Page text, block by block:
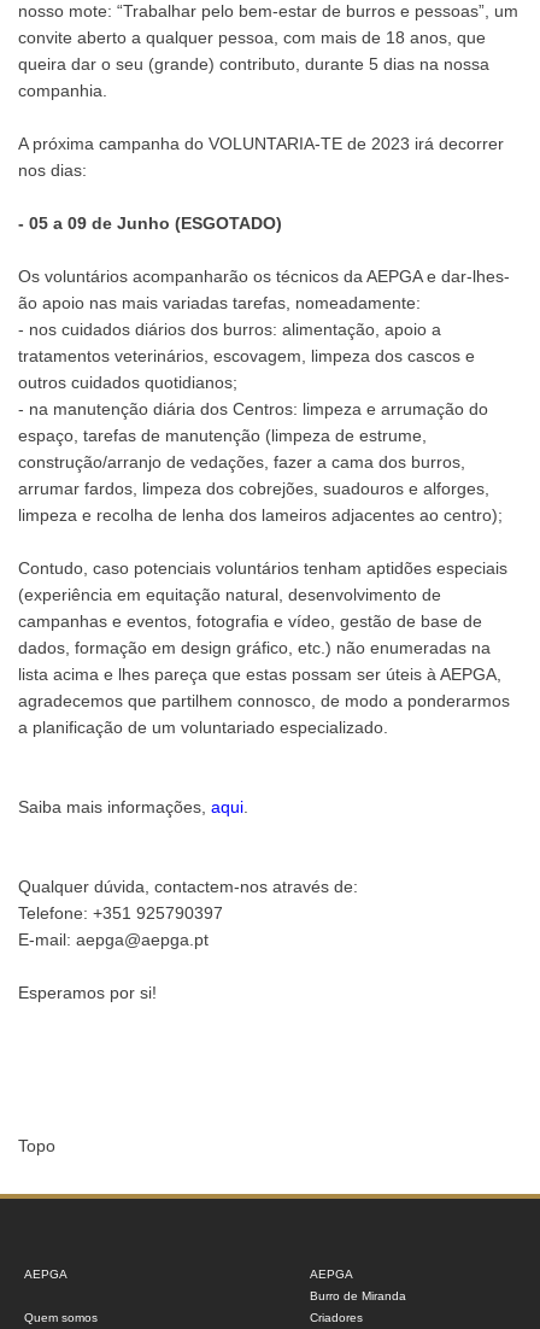
nosso mote: “Trabalhar pelo bem-estar de burros e pessoas”, um
convite aberto a qualquer pessoa, com mais de 18 anos, que
queira dar o seu (grande) contributo, durante 5 dias na nossa
companhia.
A próxima campanha do VOLUNTARIA-TE de 2023 irá decorrer
nos dias:
- 05 a 09 de Junho (ESGOTADO)
Os voluntários acompanharão os técnicos da AEPGA e dar-lhes-
ão apoio nas mais variadas tarefas, nomeadamente:
- nos cuidados diários dos burros: alimentação, apoio a
tratamentos veterinários, escovagem, limpeza dos cascos e
outros cuidados quotidianos;
- na manutenção diária dos Centros: limpeza e arrumação do
espaço, tarefas de manutenção (limpeza de estrume,
construção/arranjo de vedações, fazer a cama dos burros,
arrumar fardos, limpeza dos cobrejões, suadouros e alforges,
limpeza e recolha de lenha dos lameiros adjacentes ao centro);
Contudo, caso potenciais voluntários tenham aptidões especiais
(experiência em equitação natural, desenvolvimento de
campanhas e eventos, fotografia e vídeo, gestão de base de
dados, formação em design gráfico, etc.) não enumeradas na
lista acima e lhes pareça que estas possam ser úteis à AEPGA,
agradecemos que partilhem connosco, de modo a ponderarmos
a planificação de um voluntariado especializado.
Saiba mais informações, aqui
Qualquer dúvida, contactem-nos através de:
Telefone: +351 925790397
E-mail: aepga@aepga.pt
Esperamos por si!
Topo
AEPGA
Quem somos
AEPGA
Burro de Miranda
Criadores